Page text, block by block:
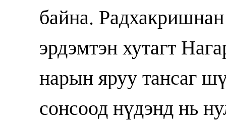
байна.
эрдэмтэн хутагт
нарын яруу тансаг
сонсоод нүдэнд нь